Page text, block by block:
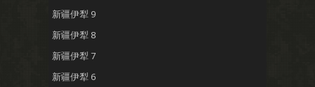
新疆伊犁 9
新疆伊犁 8
新疆伊犁 7
新疆伊犁 6